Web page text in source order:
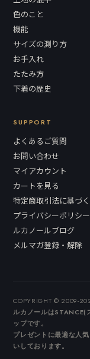
色のこと
機能
サイズの測り方
お手入れ
たたみ方
下着の歴史
SUPPORT
よくあるご質問
お問い合わせ
マイアカウント
カートを見る
特定商取引法に基づ
プライバシーポリシー
ルカノールブログ
メルマガ登録・解除
COPYRIGHT © 2009-
ルカノールはSTANCE(
ップです。
プレゼントに最適な人
いしております。